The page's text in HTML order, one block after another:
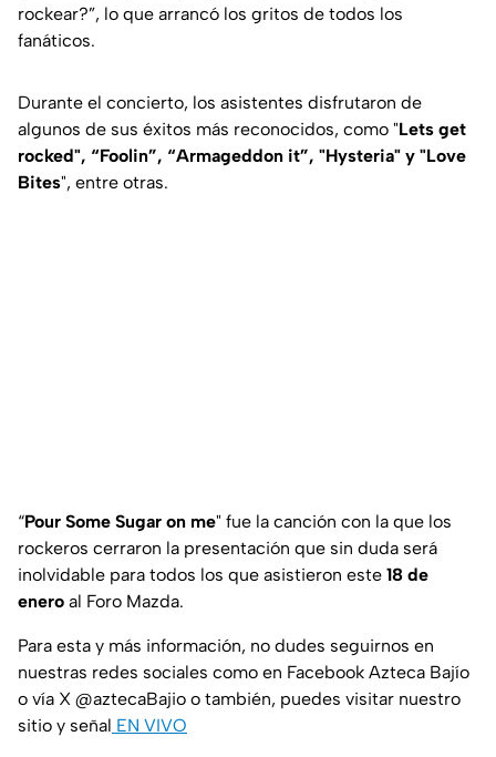
rockear?”, lo que arrancó los gritos de todos los
fanáticos.
Durante el concierto, los asistentes disfrutaron de
algunos de sus éxitos más reconocidos, como "Lets get
rocked", “Foolin”, “Armageddon it”, "Hysteria" y "Love
Bites", entre otras.
“Pour Some Sugar on me" fue la canción con la que los
rockeros cerraron la presentación que sin duda será
inolvidable para todos los que asistieron este 18 de
enero al Foro Mazda.
Para esta y más información, no dudes seguirnos en
nuestras redes sociales como en Facebook Azteca Bajío
o vía X @aztecaBajio o también, puedes visitar nuestro
sitio y señal EN VIVO